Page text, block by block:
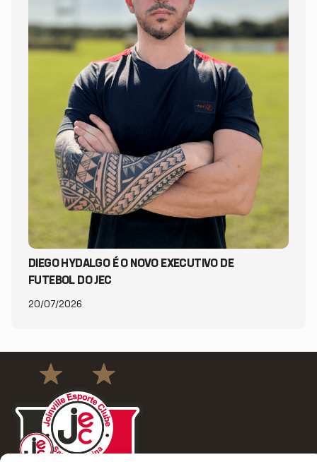
DIEGO HYDALGO É O NOVO EXECUTIVO DE
FUTEBOL DO JEC
20/07/2026